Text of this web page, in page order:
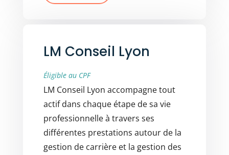
LM Conseil Lyon
Éligible au CPF
LM Conseil Lyon accompagne tout
actif dans chaque étape de sa vie
professionnelle à travers ses
différentes prestations autour de la
gestion de carrière et la gestion des